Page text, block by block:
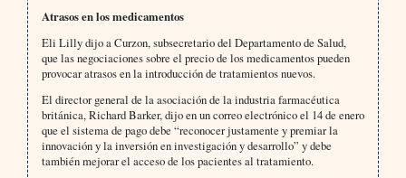
Atrasos en los medicamentos
Eli Lilly dijo a Curzon, subsecretario del Departamento de Salud,
que las negociaciones sobre el precio de los medicamentos pueden
provocar atrasos en la introducción de tratamientos nuevos.
El director general de la asociación de la industria farmacéutica
británica, Richard Barker, dijo en un correo electrónico el 14 de enero
que el sistema de pago debe “reconocer justamente y premiar la
innovación y la inversión en investigación y desarrollo” y debe
también mejorar el acceso de los pacientes al tratamiento.